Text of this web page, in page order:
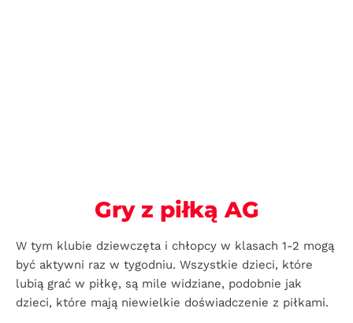
Gry z piłką AG
W tym klubie dziewczęta i chłopcy w klasach 1-2 mogą
być aktywni raz w tygodniu. Wszystkie dzieci, które
lubią grać w piłkę, są mile widziane, podobnie jak
dzieci, które mają niewielkie doświadczenie z piłkami.